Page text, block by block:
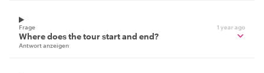
Frage 1 year ago
Where does the tour start and end?
Antwort anzeigen